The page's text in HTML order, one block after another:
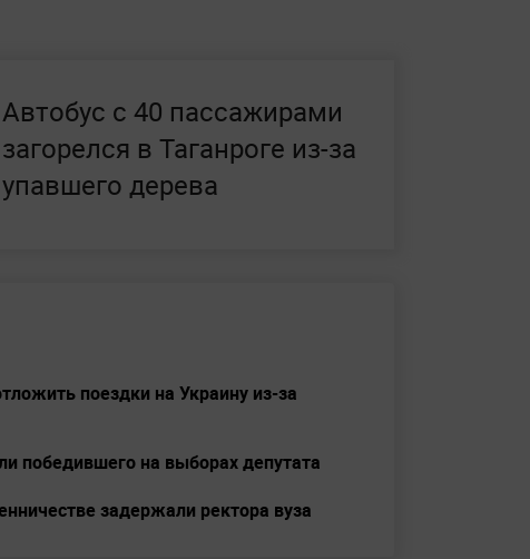
Автобус с 40 пассажирами
загорелся в Таганроге из-за
упавшего дерева
поездки на Украину из-за
победившего на выборах депутата
задержали ректора вуза